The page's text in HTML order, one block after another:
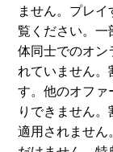
ません。プレ
覧ください。一
体同士でのオン
れていません。
す。他のオファ
りできません
適用されません